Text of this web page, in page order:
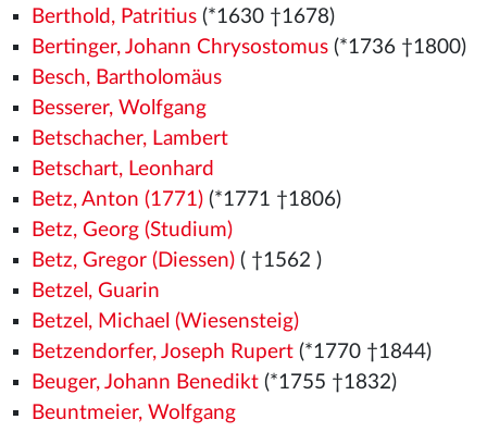
Berthold, Patritius(*1630 †1678)
Bertinger, Johann Chrysostomus(*1736 †1800)
Besch, Bartholomäus
Besserer, Wolfgang
Betschacher, Lambert
Betschart, Leonhard
Betz, Anton (1771)(*1771 †1806)
Betz, Georg (Studium)
Betz, Gregor (Diessen)( †1562 )
Betzel, Guarin
Betzel, Michael (Wiesensteig)
Betzendorfer, Joseph Rupert(*1770 †1844)
Beuger, Johann Benedikt(*1755 †1832)
Beuntmeier, Wolfgang